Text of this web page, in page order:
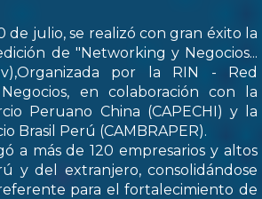
de julio, se realizó con gran éxito la
de "Networking y Negocios...
por la RIN - Red
en colaboración con la
Peruano China (CAPECHI) y la
Brasil Perú (CAMBRAPER).
a más de 120 empresarios y altos
y del extranjero, consolidándose
para el fortalecimiento de